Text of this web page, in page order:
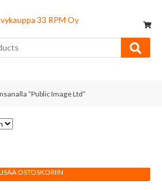
“Public Image Ltd”
OSTOSKORIIN